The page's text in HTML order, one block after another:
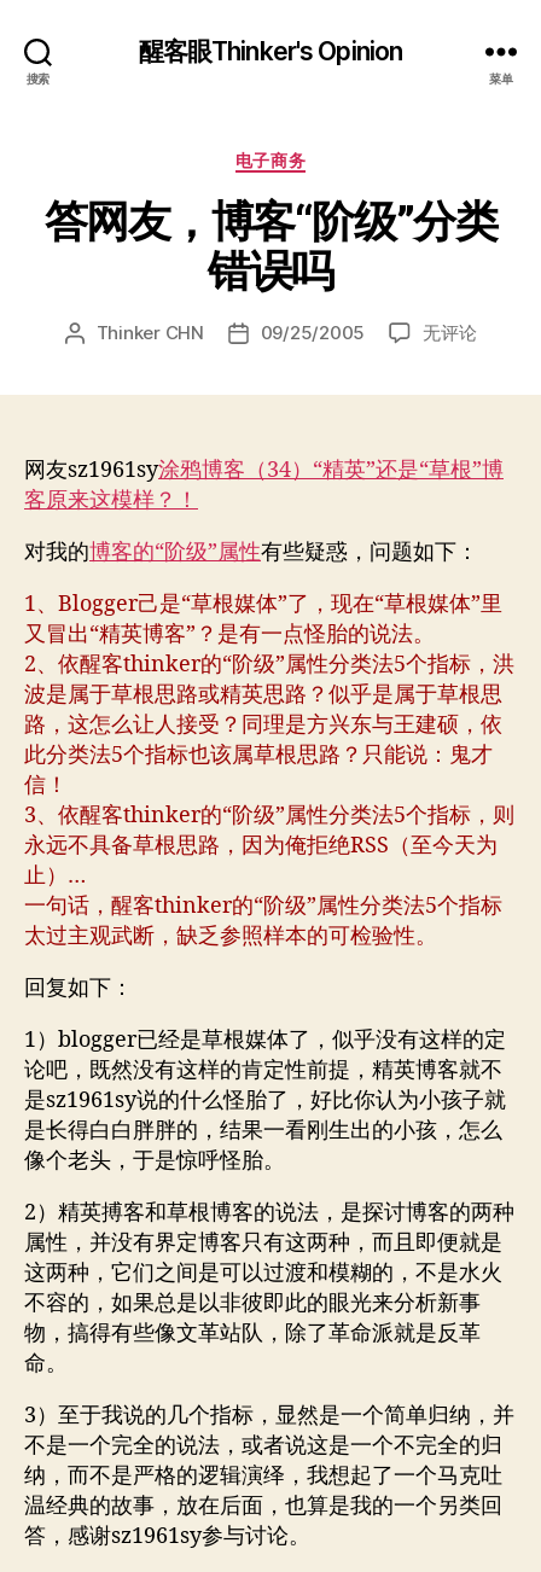
搜索
醒客眼Thinker's Opinion
菜单
分
电子商务
答网友，博客“阶级”分类
错误吗
文 Thinker CHN
发 09/25/2005
答
“阶
类
错
误
无评论
网友sz1961sy涂鸦博客（34）“精英”还是“草根”博
客原来这模样？！
对我的博客的“阶级”属性有些疑惑，问题如下：
1、Blogger己是“草根媒体”了，现在“草根媒体”里
又冒出“精英博客”？是有一点怪胎的说法。
2、依醒客thinker的“阶级”属性分类法5个指标，洪
波是属于草根思路或精英思路？似乎是属于草根思
路，这怎么让人接受？同理是方兴东与王建硕，依
此分类法5个指标也该属草根思路？只能说：鬼才
信！
3、依醒客thinker的“阶级”属性分类法5个指标，则
永远不具备草根思路，因为俺拒绝RSS（至今天为
止）…
一句话，醒客thinker的“阶级”属性分类法5个指标
太过主观武断，缺乏参照样本的可检验性。
回复如下：
1）blogger已经是草根媒体了，似乎没有这样的定
论吧，既然没有这样的肯定性前提，精英博客就不
是sz1961sy说的什么怪胎了，好比你认为小孩子就
是长得白白胖胖的，结果一看刚生出的小孩，怎么
像个老头，于是惊呼怪胎。
2）精英搏客和草根博客的说法，是探讨博客的两种
属性，并没有界定博客只有这两种，而且即便就是
这两种，它们之间是可以过渡和模糊的，不是水火
不容的，如果总是以非彼即此的眼光来分析新事
物，搞得有些像文革站队，除了革命派就是反革
命。
3）至于我说的几个指标，显然是一个简单归纳，并
不是一个完全的说法，或者说这是一个不完全的归
纳，而不是严格的逻辑演绎，我想起了一个马克吐
温经典的故事，放在后面，也算是我的一个另类回
答，感谢sz1961sy参与讨论。